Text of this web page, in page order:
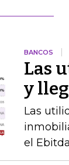
BANCOS
Las
y
Las
el